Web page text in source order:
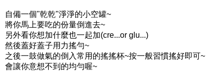
自備一個"乾乾"淨淨的小空罐~
將你馬上要吃的份量倒進去~
另外看你想加什麼也一起加(cre...or glu...)
然後蓋好蓋子用力搖勻~
之後一鼓做氣的倒入常用的搖搖杯~按一般習慣搖好即可~
會讓你意想不到的均勻喔~